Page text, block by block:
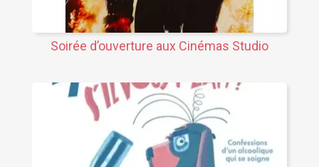
Soirée d’ouverture aux Cinémas Studio